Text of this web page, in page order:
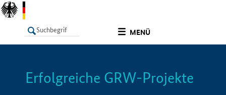
MENÜ
LISTE Info
Erfolgreiche GRW-Projekte